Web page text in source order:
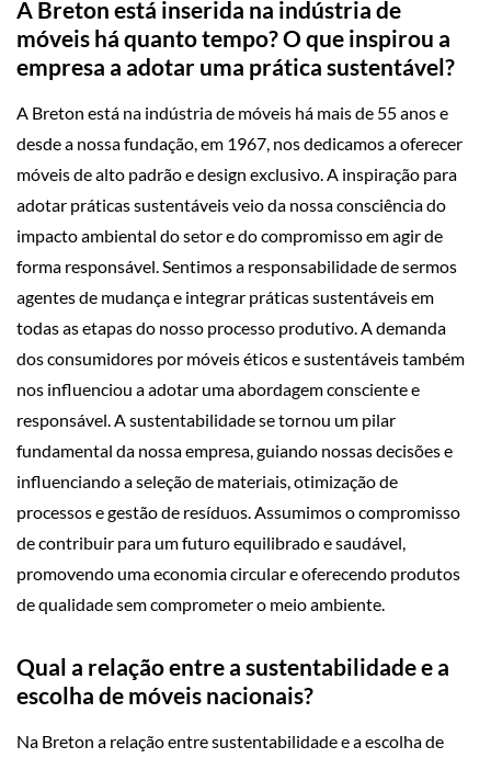
A Breton está inserida na indústria de
móveis há quanto tempo? O que inspirou a
empresa a adotar uma prática sustentável?
A Breton está na indústria de móveis há mais de 55 anos e
desde a nossa fundação, em 1967, nos dedicamos a oferecer
móveis de alto padrão e design exclusivo. A inspiração para
adotar práticas sustentáveis veio da nossa consciência do
impacto ambiental do setor e do compromisso em agir de
forma responsável. Sentimos a responsabilidade de sermos
agentes de mudança e integrar práticas sustentáveis em
todas as etapas do nosso processo produtivo. A demanda
dos consumidores por móveis éticos e sustentáveis também
nos influenciou a adotar uma abordagem consciente e
responsável. A sustentabilidade se tornou um pilar
fundamental da nossa empresa, guiando nossas decisões e
influenciando a seleção de materiais, otimização de
processos e gestão de resíduos. Assumimos o compromisso
de contribuir para um futuro equilibrado e saudável,
promovendo uma economia circular e oferecendo produtos
de qualidade sem comprometer o meio ambiente.
Qual a relação entre a sustentabilidade e a
escolha de móveis nacionais?
Na Breton a relação entre sustentabilidade e a escolha de